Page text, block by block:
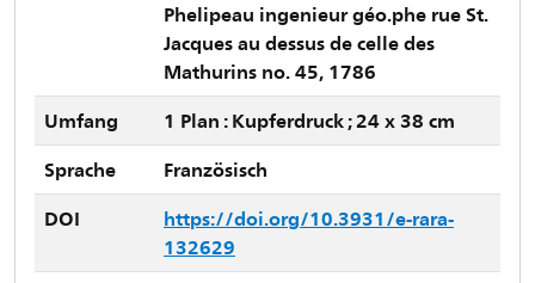
Phelipeau ingenieur géo.phe rue St.
Jacques au dessus de celle des
Mathurins no. 45, 1786
Umfang
1 Plan : Kupferdruck ; 24 x 38 cm
Sprache
Französisch
DOI
https://doi.org/10.3931/e-rara-
132629